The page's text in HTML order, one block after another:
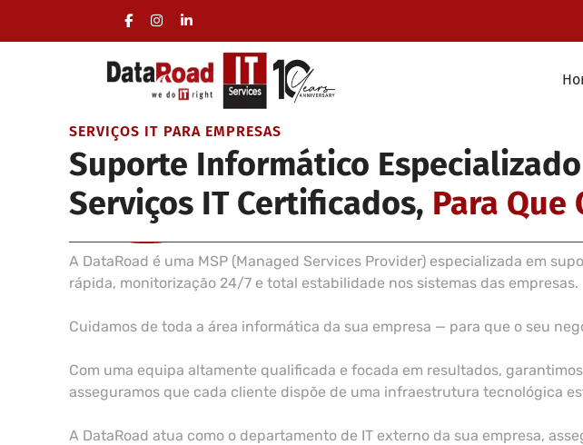
Gestão total da área informática das empresas
SERVIÇOS IT PARA EMPRESAS
Suporte Informático Especializado
Serviços IT Certificados, Para Que
A DataRoad é uma MSP (Managed Services Provider) especializada em
rápida, monitorização 24/7 e total estabilidade nos sistemas das empresas.
Cuidamos de toda a área informática da sua empresa — para que o seu
Com uma equipa altamente qualificada e focada em resultados,
asseguramos que cada cliente dispõe de uma infraestrutura tecnológica
A DataRoad atua como o departamento de IT externo da sua empresa,